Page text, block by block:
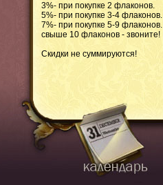
3%- при покупке 2 флаконов.
5%- при покупке 3-4 флаконов.
7%- при покупке 5-9 флаконов.
свыше 10 флаконов - звоните!
Скидки не суммируются!